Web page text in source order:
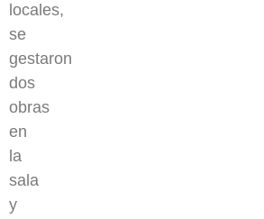
locales,
se
gestaron
dos
obras
en
la
sala
y